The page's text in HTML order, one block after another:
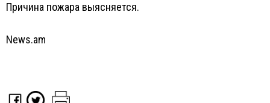
Причина пожара выясняется.
News.am